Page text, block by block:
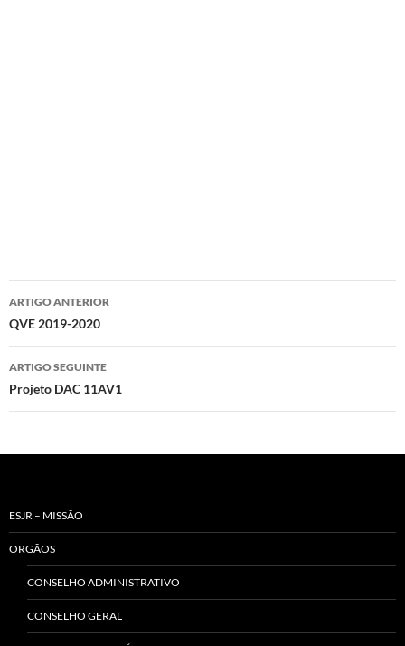
Navegação
de
artigos
ARTIGO ANTERIOR
QVE 2019-2020
ARTIGO SEGUINTE
Projeto DAC 11AV1
ESJR – MISSÃO
ORGÃOS
CONSELHO ADMINISTRATIVO
CONSELHO GERAL